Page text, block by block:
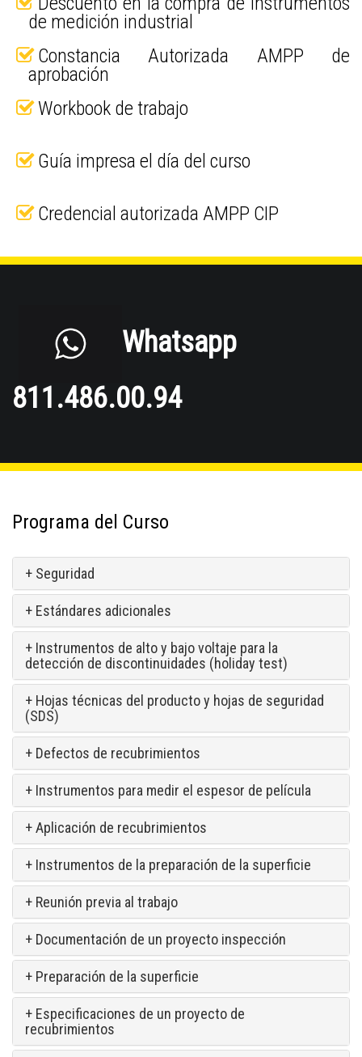
de medición industrial
Constancia Autorizada AMPP de
aprobación
Workbook de trabajo
Guía impresa el día del curso
Credencial autorizada AMPP CIP
Whatsapp
811.486.00.94
Programa del Curso
+ Seguridad
+ Estándares adicionales
+ Instrumentos de alto y bajo voltaje para la
detección de discontinuidades (holiday test)
+ Hojas técnicas del producto y hojas de seguridad
(SDS)
+ Defectos de recubrimientos
+ Instrumentos para medir el espesor de película
+ Aplicación de recubrimientos
+ Instrumentos de la preparación de la superficie
+ Reunión previa al trabajo
+ Documentación de un proyecto inspección
+ Preparación de la superficie
+ Especificaciones de un proyecto de
recubrimientos